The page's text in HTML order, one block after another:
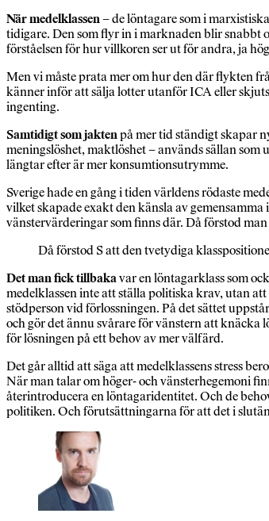
När medelklassen– de löntagare som i
tidigare. Den som flyr in i marknaden blir snabbt
förståelsen för hur villkoren ser ut för andra, ja
Men vi måste prata mer om hur den där flykten
känner inför att sälja lotter utanför ICA eller
ingenting.
Samtidigt som jaktenpå mer tid ständigt skapar
meningslöshet, maktlöshet – används sällan
längtar efter är mer konsumtionsutrymme.
Sverige hade en gång i tiden världens rödaste
vilket skapade exakt den känsla av
vänstervärderingar som finns där. Då förstod
Då förstod S att den tvetydiga
Det man fick tillbakavar en löntagarklass som
medelklassen inte att ställa politiska krav, utan
stödperson vid förlossningen. På det sättet
och gör det ännu svårare för vänstern att
för lösningen på ett behov av mer välfärd.
Det går alltid att säga att medelklassens stress
När man talar om höger- och vänsterhegemoni
återintroducera en löntagaridentitet. Och de
politiken. Och förutsättningarna för att det i